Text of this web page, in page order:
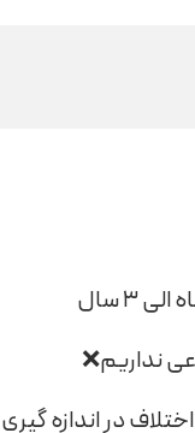
نداریم❌